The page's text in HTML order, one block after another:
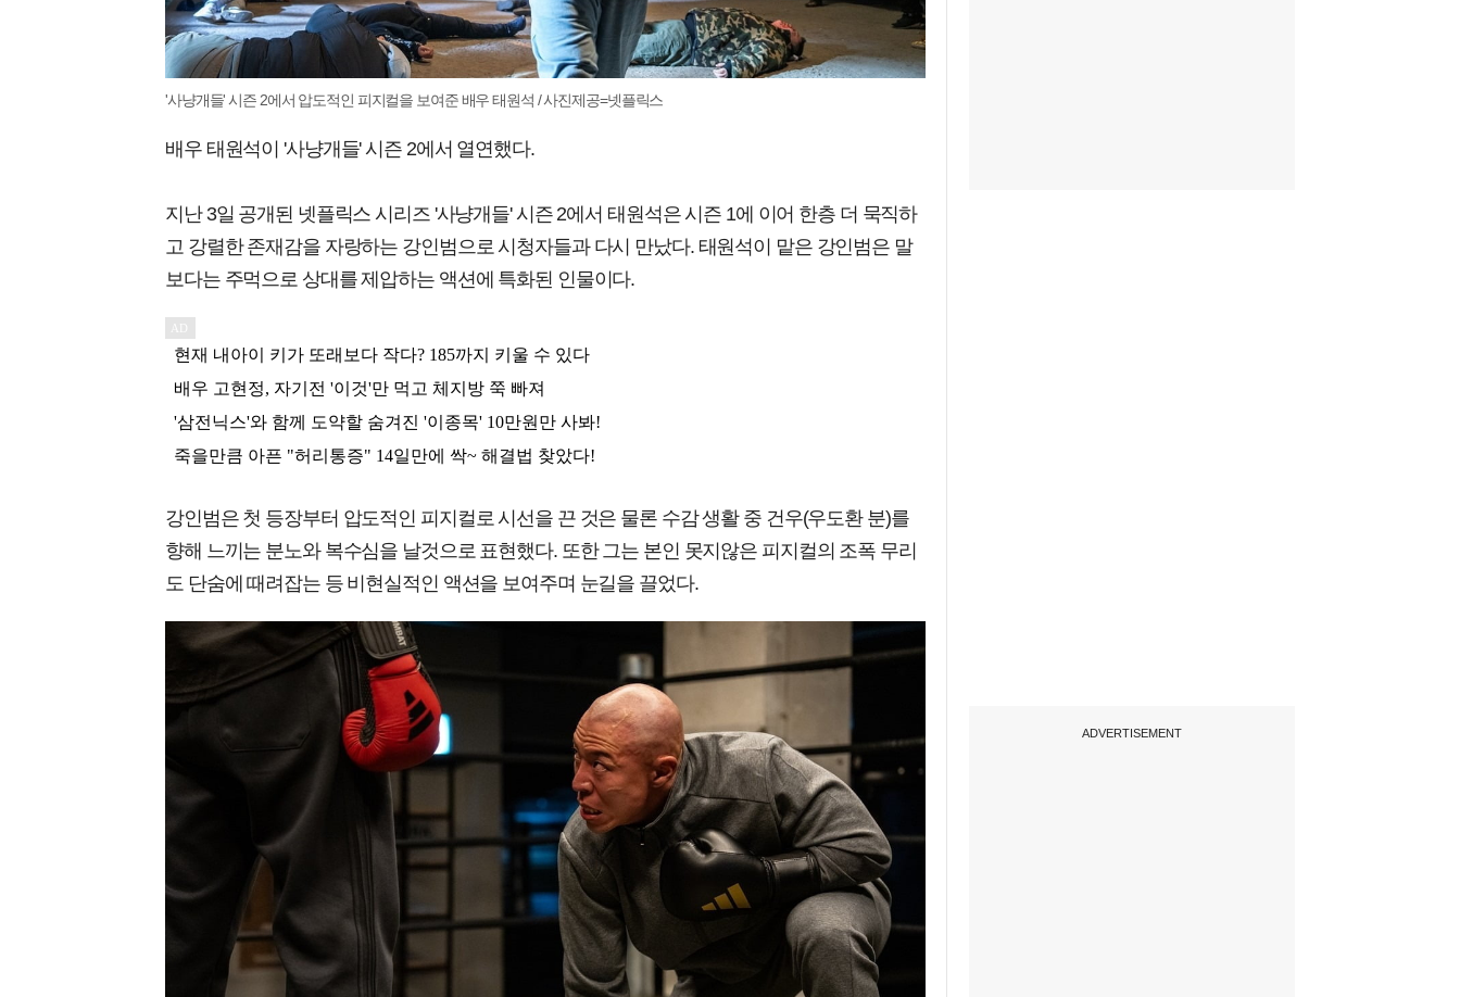
'사냥개들' 시즌 2에서 압도적인 피지컬을 보여준 배우 태원석 / 사진제공=넷플릭스
배우 태원석이 '사냥개들' 시즌 2에서 열연했다.
지난 3일 공개된 넷플릭스 시리즈 '사냥개들' 시즌 2에서 태원석은 시즌 1에 이어 한층 더 묵직하
고 강렬한 존재감을 자랑하는 강인범으로 시청자들과 다시 만났다. 태원석이 맡은 강인범은 말
보다는 주먹으로 상대를 제압하는 액션에 특화된 인물이다.
강인범은 첫 등장부터 압도적인 피지컬로 시선을 끈 것은 물론 수감 생활 중 건우(우도환 분)를
향해 느끼는 분노와 복수심을 날것으로 표현했다. 또한 그는 본인 못지않은 피지컬의 조폭 무리
도 단숨에 때려잡는 등 비현실적인 액션을 보여주며 눈길을 끌었다.
ADVERTISEMENT